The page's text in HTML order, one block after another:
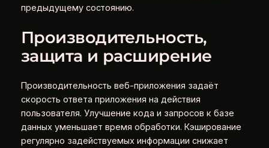
предыдущему состоянию.
Производительность,
защита и расширение
Производительность веб-приложения задаёт
скорость ответа приложения на действия
пользователя. Улучшение кода и запросов к базе
данных уменьшает время обработки. Кэширование
регулярно задействуемых информации снижает